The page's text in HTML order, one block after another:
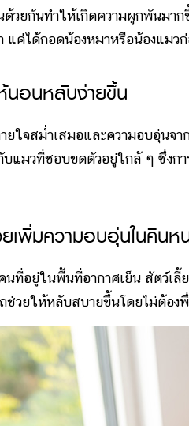
นทำให้เกิดความผูกพันมากขึ้น
แค่ได้กอดน้องหมาหรือน้องแม
นอนหลับง่ายขึ้น
สม่ำเสมอและความอบอุ่นจากร่
บแมวที่ชอบขดตัวอยู่ใกล้ ๆ ซึ่งกา
เพิ่มความอบอุ่นในคืนห
ในพื้นที่อากาศเย็น สัตว์เลี้ยงส
ช่วยให้หลับสบายขึ้นโดยไม่ต้อง